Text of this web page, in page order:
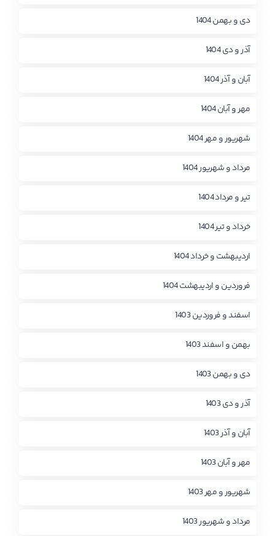
دی و بهمن 1404
آذر و دی 1404
آبان و آذر 1404
مهر و آبان 1404
شهریور و مهر 1404
مرداد و شهریور 1404
تیر و مرداد 1404
خرداد و تیر 1404
اردیبهشت و خرداد 1404
فروردین و اردیبهشت 1404
اسفند و فروردین 1403
بهمن و اسفند 1403
دی و بهمن 1403
آذر و دی 1403
آبان و آذر 1403
مهر و آبان 1403
شهریور و مهر 1403
مرداد و شهریور 1403